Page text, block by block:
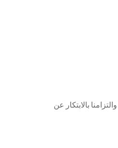
والتزامنا بالابتكار عن